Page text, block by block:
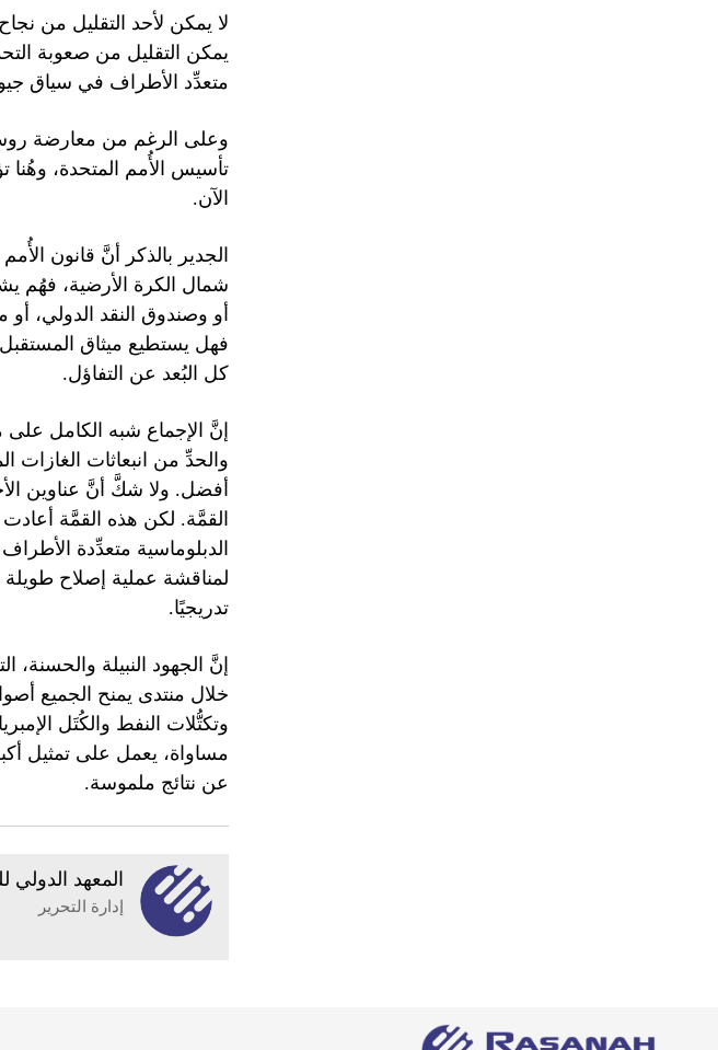
يمكن التقليل من صعوبة
متعدِّد الأطراف في سياق
وعلى الرغم من معارضة
تأسيس الأُمم المتحدة، وهُنا
الآن.
الجدير بالذكر أنَّ قانون
شمال الكرة الأرضية، فهُم
أو وصندوق النقد الدولي،
فهل يستطيع ميثاق
كل البُعد عن التفاؤل.
إنَّ الإجماع شبه الكامل على
والحدِّ من انبعاثات الغازات
أفضل. ولا شكَّ أنَّ عناوين
القمَّة. لكن هذه القمَّة
الدبلوماسية متعدِّدة
تدريجيًا.
إنَّ الجهود النبيلة
خلال منتدى يمنح الجميع
وتكتُّلات النفط والكُتَل
مساواة، يعمل على تمثيل
عن نتائج ملموسة.
المعهد الدولي
إدارة التحرير